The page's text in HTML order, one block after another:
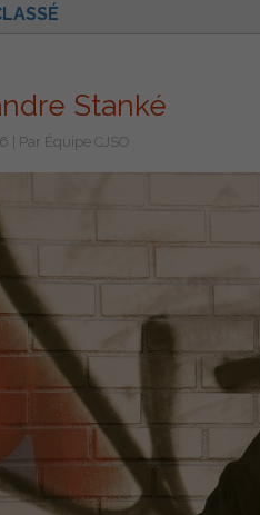
Stanké
| Par Équipe CJSO